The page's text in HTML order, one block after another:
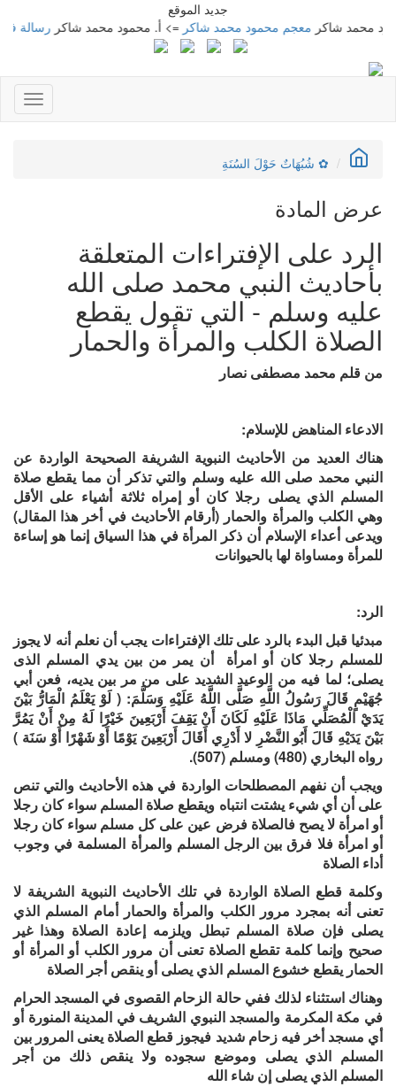
جديد الموقع
رسالة في
معجم محمود محمد شاكر=> أ. محمود محمد شاكر شاكر
✿ شُبُهَاتٌ حَوْلَ السُنَةِ
عرض المادة
الرد على الإفتراءات المتعلقة
بأحاديث النبي محمد صلى الله
عليه وسلم - التي تقول يقطع
الصلاة الكلب والمرأة والحمار
من قلم محمد مصطفى نصار
الادعاء المناهض للإسلام:
هناك العديد من الأحاديث النبويةالشريفة الصحيحة الواردة عن
النبي محمد صلى الله عليه وسلم والتي تذكر أن مما يقطع صلاة
المسلمالذي يصلى رجلا كان أو إمراه ثلاثة أشياء على الأقل
وهي الكلب والمرأة والحمار (أرقام الأحاديث في أخر هذا المقال)
ويدعى أعداء الإسلام أن ذكر المرأةفي هذا السياق إنما هو إساءة
للمرأة ومساواة لها بالحيوانات
الرد:
مبدئيا قبل البدء بالرد على تلك الإفتراءات يجب أن نعلم أنه لا يجوز
للمسلم رجلا كان أو امرأة أن يمر من بين يدي المسلم الذى
يصلى؛ لما فيه من الوعيد الشديد على من مر بين يديه، فعن أبي
جُهَيْمٍ قَالَ رَسُولُ اللَّهِ صَلَّى اللَّهُ عَلَيْهِ وَسَلَّمَ: ( لَوْ يَعْلَمُ الْمَارُّ بَيْنَ
يَدَيْ الْمُصَلِّي مَاذَا عَلَيْهِ لَكَانَ أَنْ يَقِفَ أَرْبَعِينَ خَيْرًا لَهُ مِنْ أَنْ يَمُرَّ
بَيْنَ يَدَيْهِ قَالَ أَبُو النَّضْرِ لا أَدْرِي أَقَالَ أَرْبَعِينَ يَوْمًا أَوْ شَهْرًا أَوْ سَنَة )
رواه البخاري (480) ومسلم
(507).
ويجب أن نفهم المصطلحات الواردة في هذه الأحاديث والتي تنص
على أن أي شيء يشتت انتباه ويقطع صلاة المسلم سواء كان رجلا
أو امرأة لا يصح فالصلاة فرض عين على كل مسلم سواء كان رجلا
أو امرأة فلا فرق بين الرجل المسلم والمرأة المسلمة في وجوب
أداء الصلاة
وكلمة قطع الصلاة الواردة في تلك الأحاديث النبوية الشريفة لا
تعنى أنه بمجرد مرور الكلب والمرأة والحمار أمام المسلم الذي
يصلى فإن صلاة المسلم تبطل ويلزمه إعادة الصلاة وهذا غير
صحيح وإنما كلمة تقطع الصلاة تعنى أن مرور الكلب أو المرأة أو
الحمار يقطع خشوع المسلم الذي يصلى أو ينقص أجر الصلاة
وهناك استثناء لذلك ففي حالة الزحام القصوى في المسجد الحرام
في مكة المكرمة والمسجد النبوي الشريف في المدينة المنورة أو
أي مسجد أخر فيه زحام شديد فيجوز قطع الصلاة يعنى المرور بين
المسلم الذي يصلى وموضع سجوده ولا ينقص ذلك من أجر
المسلم الذي يصلى إن شاء الله